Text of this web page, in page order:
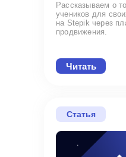
Читать
Рассказываем о
учеников для
на Stepik через
продвижения.
Статья